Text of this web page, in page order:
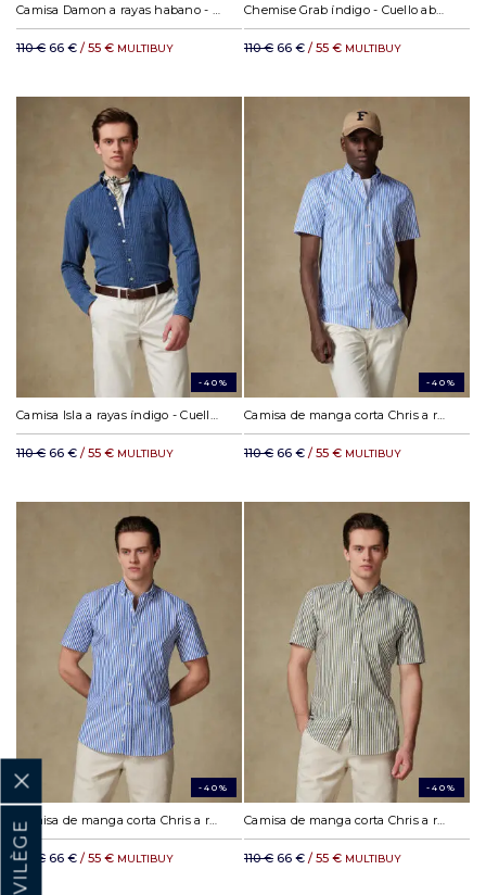
110 € 66 € / 55 € MULTIBUY
Chemise Grab índigo - Cuello abotonada
110 € 66 € / 55 € MULTIBUY
-40%
Camisa Isla a rayas índigo - Cuello abotonada
110 € 66 € / 55 € MULTIBUY
-40%
Camisa de manga corta Chris a rayas azules - Cuello abotonada
110 € 66 € / 55 € MULTIBUY
-40%
Camisa de manga corta Chris a rayas marinas - Cuello abotonada
110 € 66 € / 55 € MULTIBUY
-40%
Camisa de manga corta Chris a rayas caqui - Cuello abotonada
110 € 66 € / 55 € MULTIBUY